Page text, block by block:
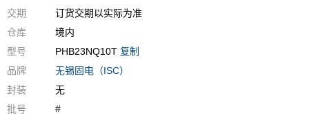
交期
订货交期以实际为准
仓库
境内
型号
PHB23NQ10T 复制
品牌
无锡固电（ISC）
封装
无
批号
#